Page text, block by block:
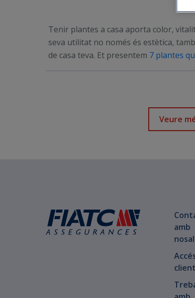
Tenir plantes a casa aporta color,
seva utilitat no només és estètica,
de casa teva. Et presentem 7 plantes
Veure
amb